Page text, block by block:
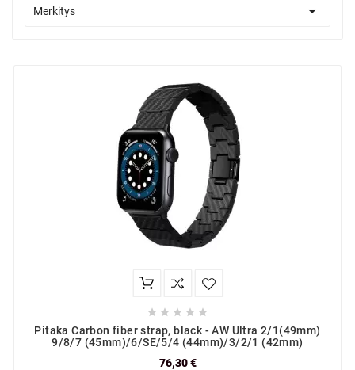
Merkitys 
    
Pitaka Carbon fiber strap, black - AW Ultra 2/1(49mm)
9/8/7 (45mm)/6/SE/5/4 (44mm)/3/2/1 (42mm)
76,30 €